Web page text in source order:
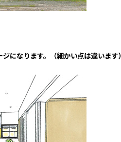
になります。（細かい点は違います）